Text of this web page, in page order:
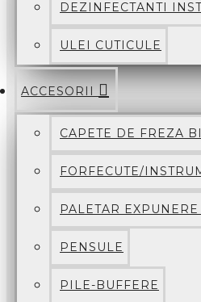
DEZINFECTANTI
ULEI CUTICULE
ACCESORII
CAPETE DE FREZA
FORFECUTE/
PALETAR
PENSULE
PILE-BUFFERE